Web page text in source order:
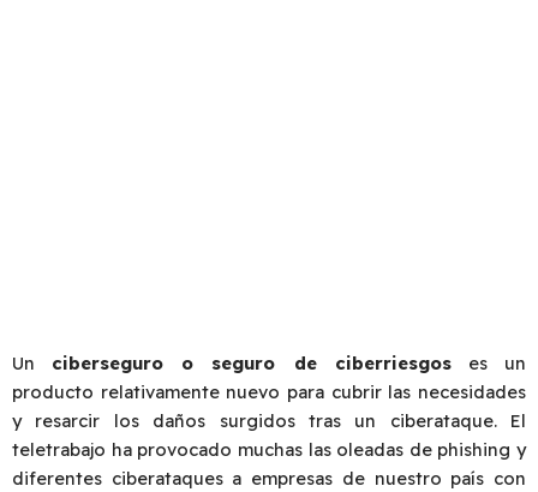
Un ciberseguro o seguro de ciberriesgoses un
producto relativamente nuevo para cubrir las necesidades
y resarcir los daños surgidos tras un ciberataque. El
teletrabajo ha provocado muchas las oleadas de phishing y
diferentes ciberataques a empresas de nuestro país con